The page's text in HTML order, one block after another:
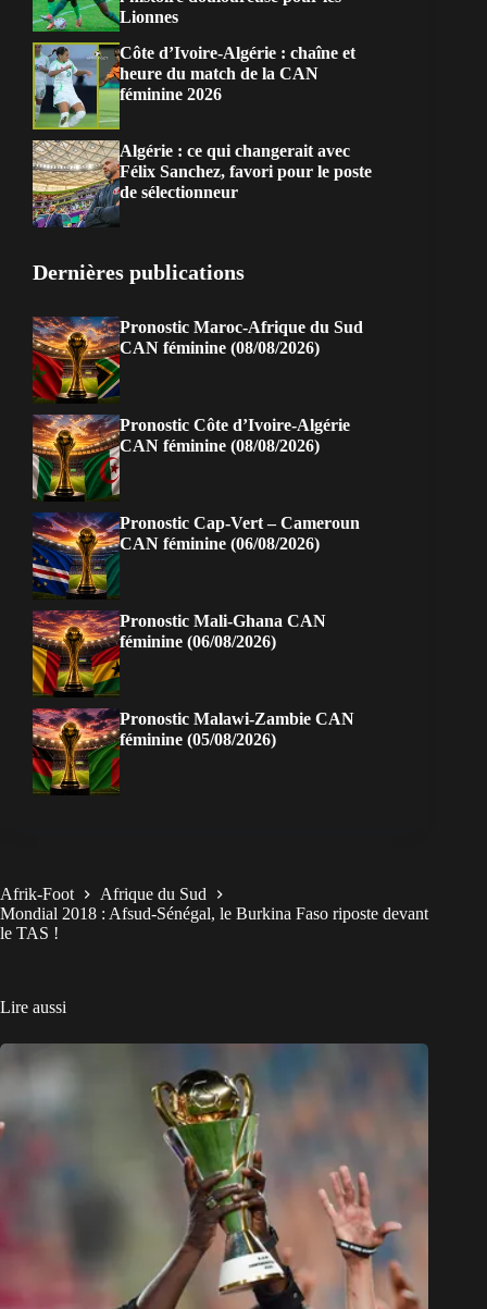
Lionnes
Côte d’Ivoire-Algérie : chaîne et
heure du match de la CAN
féminine 2026
Algérie : ce qui changerait avec
Félix Sanchez, favori pour le poste
de sélectionneur
Dernières publications
Pronostic Maroc-Afrique du Sud
CAN féminine (08/08/2026)
Pronostic Côte d’Ivoire-Algérie
CAN féminine (08/08/2026)
Pronostic Cap-Vert – Cameroun
CAN féminine (06/08/2026)
Pronostic Mali-Ghana CAN
féminine (06/08/2026)
Pronostic Malawi-Zambie CAN
féminine (05/08/2026)
Afrik-Foot
Afrique du Sud
Mondial 2018 : Afsud-Sénégal, le Burkina Faso riposte devant
le TAS !
Lire aussi